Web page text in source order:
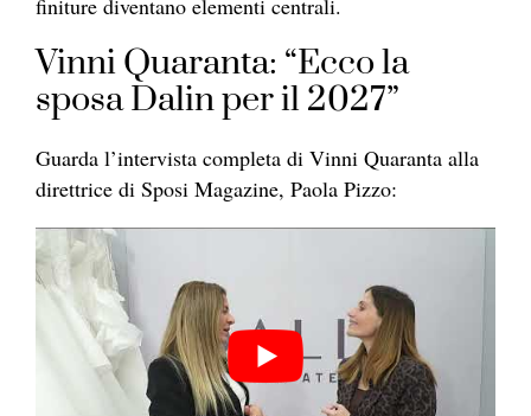
finiture diventano elementi centrali.
Vinni Quaranta: “Ecco la
sposa Dalin per il 2027”
Guarda l’intervista completa di Vinni Quaranta alla
direttrice di Sposi Magazine, Paola Pizzo: